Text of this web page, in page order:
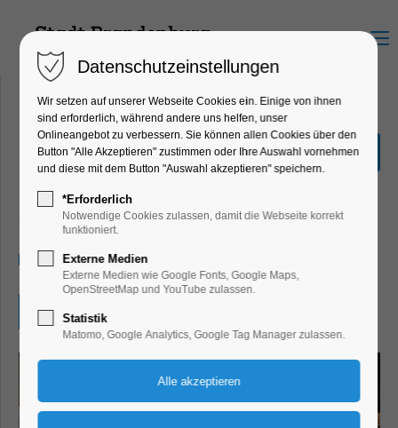
Menu
Kunsthalle Brennabor:
Ausstellung Off.Lit
Ausstellung, Bildung, Vortrag, Kinder,
Jugend, Konzert, Musik, Kunst, Workshop
26.05.2025, 13:00–18:00
Eintritt frei
Datenschutzeinstellungen
Wir setzen auf unserer Webseite Cookies ein. Einige von ihnen
sind erforderlich, während andere uns helfen, unser
Onlineangebot zu verbessern. Sie können allen Cookies über den
Button "Alle Akzeptieren" zustimmen oder Ihre Auswahl vornehmen
und diese mit dem Button "Auswahl akzeptieren" speichern.
*Erforderlich
Notwendige Cookies zulassen, damit die Webseite korrekt
funktioniert.
Externe Medien
Externe Medien wie Google Fonts, Google Maps,
OpenStreetMap und YouTube zulassen.
Statistik
Matomo, Google Analytics, Google Tag Manager zulassen.